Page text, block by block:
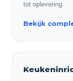
tot oplevering.
Bekijk